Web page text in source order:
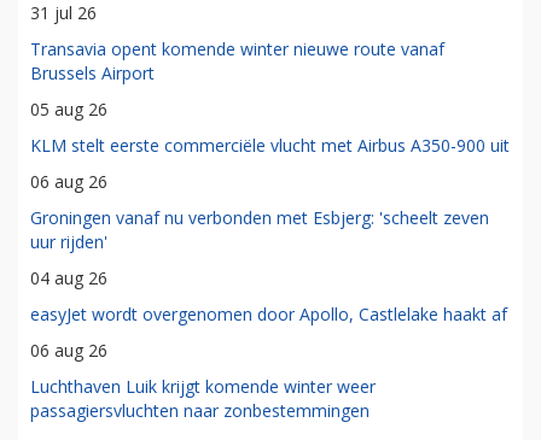
31 jul 26
Transavia opent komende winter nieuwe route vanaf
Brussels Airport
05 aug 26
KLM stelt eerste commerciële vlucht met Airbus A350-900 uit
06 aug 26
Groningen vanaf nu verbonden met Esbjerg: 'scheelt zeven
uur rijden'
04 aug 26
easyJet wordt overgenomen door Apollo, Castlelake haakt af
06 aug 26
Luchthaven Luik krijgt komende winter weer
passagiersvluchten naar zonbestemmingen